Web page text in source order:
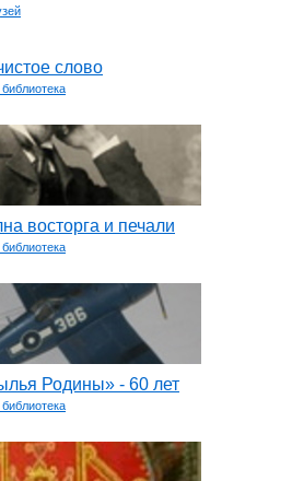
слово
восторга и печали
Родины» - 60 лет